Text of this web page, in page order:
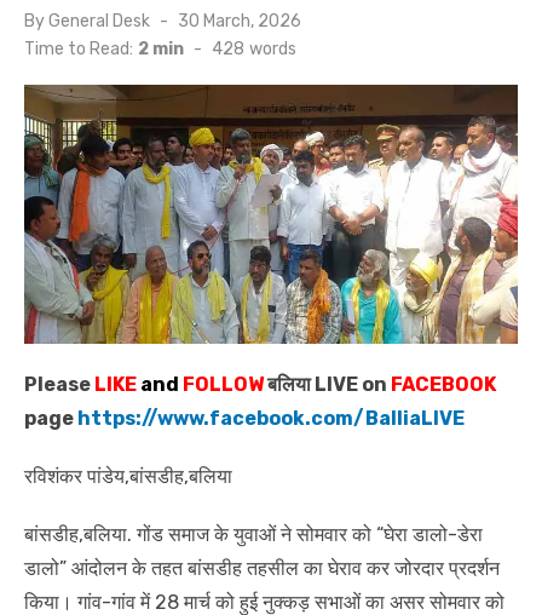
ByGeneral Desk
Posted
on
30 March, 2026
Time to Read: 2 min - 428 words
Please LIKE and FOLLOWबलिया LIVE on FACEBOOK
page https://www.facebook.com/BalliaLIVE
रविशंकर पांडेय,बांसडीह,बलिया
बांसडीह,बलिया. गोंड समाज के युवाओं ने सोमवार को “घेरा डालो-डेरा
डालो” आंदोलन के तहत बांसडीह तहसील का घेराव कर जोरदार प्रदर्शन
किया। गांव-गांव में 28 मार्च को हुई नुक्कड़ सभाओं का असर सोमवार को